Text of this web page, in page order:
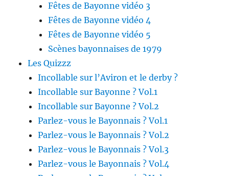
Fêtes de Bayonne vidéo 3
Fêtes de Bayonne vidéo 4
Fêtes de Bayonne vidéo 5
Scènes bayonnaises de 1979
Les Quizzz
Incollable sur l’Aviron et le derby ?
Incollable sur Bayonne ? Vol.1
Incollable sur Bayonne ? Vol.2
Parlez-vous le Bayonnais ? Vol.1
Parlez-vous le Bayonnais ? Vol.2
Parlez-vous le Bayonnais ? Vol.3
Parlez-vous le Bayonnais ? Vol.4